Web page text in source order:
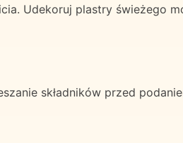
Udekoruj plastry świeżego
składników przed